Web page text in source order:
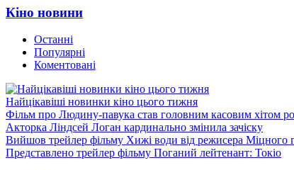
Кіно новини
Останні
Популярні
Коментовані
Найцікавіші новинки кіно цього тижня
Фільм про Людину-павука став головним касовим хітом
Акторка Ліндсей Логан кардинально змінила зачіску
Вийшов трейлер фільму Хижі води від режисера Міцного
Представлено трейлер фільму Поганий лейтенант: Токіо